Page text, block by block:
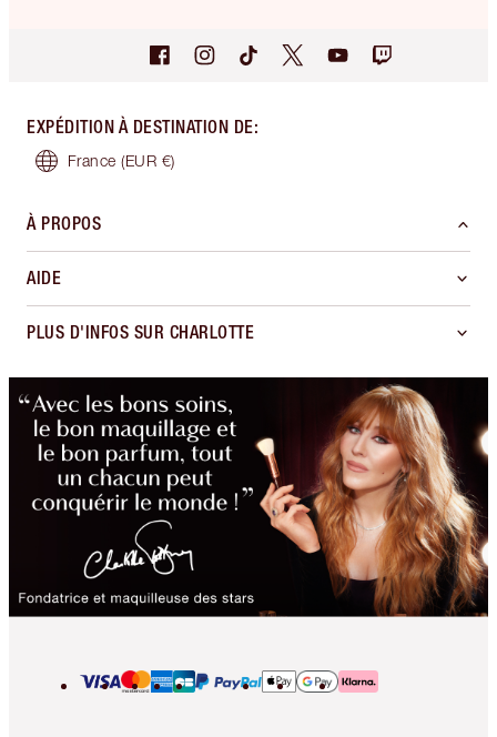
EXPÉDITION À DESTINATION DE:
France (EUR €)
À PROPOS
AIDE
PLUS D'INFOS SUR CHARLOTTE